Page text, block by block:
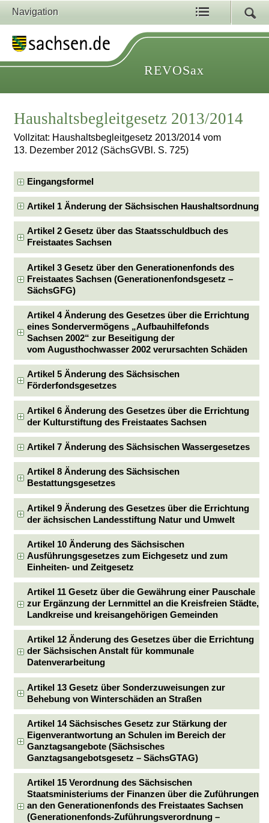
Navigation
REVOSax
Haushaltsbegleitgesetz 2013/2014
Vollzitat: Haushaltsbegleitgesetz 2013/2014 vom
13. Dezember 2012 (SächsGVBl. S. 725)
Eingangsformel
Artikel 1 Änderung der Sächsischen Haushaltsordnung
Artikel 2 Gesetz über das Staatsschuldbuch des
Freistaates Sachsen
Artikel 3 Gesetz über den Generationenfonds des
Freistaates Sachsen (Generationenfondsgesetz –
SächsGFG)
Artikel 4 Änderung des Gesetzes über die Errichtung
eines Sondervermögens „Aufbauhilfefonds
Sachsen 2002“ zur Beseitigung der
vom Augusthochwasser 2002 verursachten Schäden
Artikel 5 Änderung des Sächsischen
Förderfondsgesetzes
Artikel 6 Änderung des Gesetzes über die Errichtung
der Kulturstiftung des Freistaates Sachsen
Artikel 7 Änderung des Sächsischen Wassergesetzes
Artikel 8 Änderung des Sächsischen
Bestattungsgesetzes
Artikel 9 Änderung des Gesetzes über die Errichtung
der ächsischen Landesstiftung Natur und Umwelt
Artikel 10 Änderung des Sächsischen
Ausführungsgesetzes zum Eichgesetz und zum
Einheiten- und Zeitgesetz
Artikel 11 Gesetz über die Gewährung einer Pauschale
zur Ergänzung der Lernmittel an die Kreisfreien Städte,
Landkreise und kreisangehörigen Gemeinden
Artikel 12 Änderung des Gesetzes über die Errichtung
der Sächsischen Anstalt für kommunale
Datenverarbeitung
Artikel 13 Gesetz über Sonderzuweisungen zur
Behebung von Winterschäden an Straßen
Artikel 14 Sächsisches Gesetz zur Stärkung der
Eigenverantwortung an Schulen im Bereich der
Ganztagsangebote (Sächsisches
Ganztagsangebotsgesetz – SächsGTAG)
Artikel 15 Verordnung des Sächsischen
Staatsministeriums der Finanzen über die Zuführungen
an den Generationenfonds des Freistaates Sachsen
(Generationenfonds-Zuführungsverordnung –